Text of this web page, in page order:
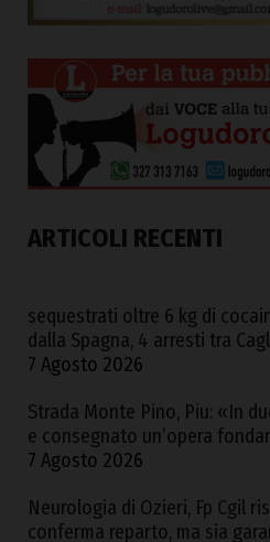
ARTICOLI RECENTI
sequestrati oltre 6 kg di
dalla Spagna, 4 arresti tra
7 Agosto 2026
Strada Monte Pino, Piu: «In
e consegnato un’opera
7 Agosto 2026
Neurologia di Ozieri, Fp Cgil
conferma reparto, ma sia